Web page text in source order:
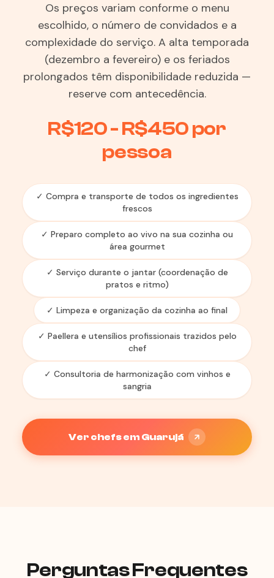
Os preços variam conforme o menu
escolhido, o número de convidados e a
complexidade do serviço. A alta temporada
(dezembro a fevereiro) e os feriados
prolongados têm disponibilidade reduzida —
reserve com antecedência.
R$120 - R$450 por
pessoa
✓ Compra e transporte de todos os ingredientes
frescos
✓ Preparo completo ao vivo na sua cozinha ou
área gourmet
✓ Serviço durante o jantar (coordenação de
pratos e ritmo)
✓ Limpeza e organização da cozinha ao final
✓ Paellera e utensílios profissionais trazidos pelo
chef
✓ Consultoria de harmonização com vinhos e
sangria
Ver chefs em Guarujá
Perguntas Frequentes